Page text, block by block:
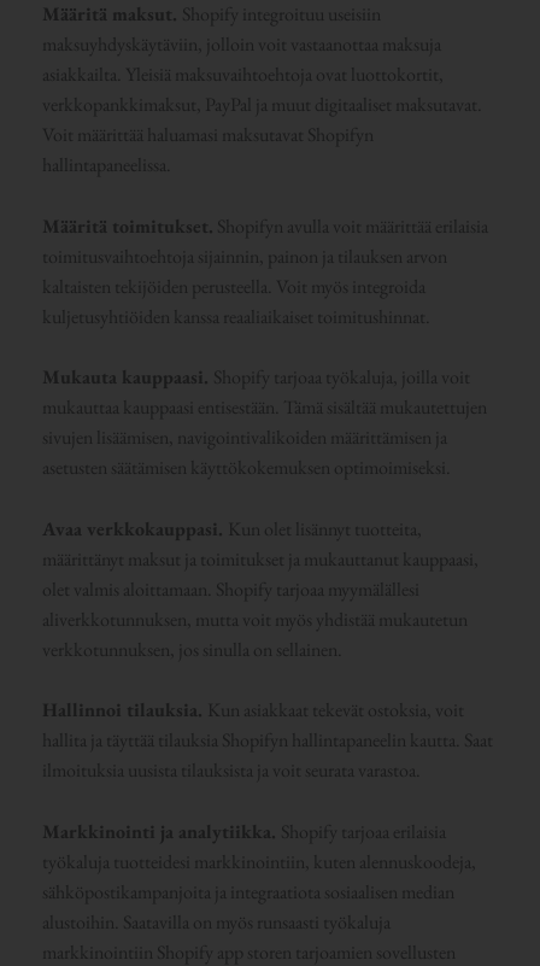
Määritä maksut. Shopify integroituu useisiin
maksuyhdyskäytäviin, jolloin voit vastaanottaa maksuja
asiakkailta. Yleisiä maksuvaihtoehtoja ovat luottokortit,
verkkopankkimaksut, PayPal ja muut digitaaliset maksutavat.
Voit määrittää haluamasi maksutavat Shopifyn
hallintapaneelissa.
Määritä toimitukset. Shopifyn avulla voit määrittää erilaisia
toimitusvaihtoehtoja sijainnin, painon ja tilauksen arvon
kaltaisten tekijöiden perusteella. Voit myös integroida
kuljetusyhtiöiden kanssa reaaliaikaiset toimitushinnat.
Mukauta kauppaasi. Shopify tarjoaa työkaluja, joilla voit
mukauttaa kauppaasi entisestään. Tämä sisältää mukautettujen
sivujen lisäämisen, navigointivalikoiden määrittämisen ja
asetusten säätämisen käyttökokemuksen optimoimiseksi.
Avaa verkkokauppasi. Kun olet lisännyt tuotteita,
määrittänyt maksut ja toimitukset ja mukauttanut kauppaasi,
olet valmis aloittamaan. Shopify tarjoaa myymälällesi
aliverkkotunnuksen, mutta voit myös yhdistää mukautetun
verkkotunnuksen, jos sinulla on sellainen.
Hallinnoi tilauksia. Kun asiakkaat tekevät ostoksia, voit
hallita ja täyttää tilauksia Shopifyn hallintapaneelin kautta. Saat
ilmoituksia uusista tilauksista ja voit seurata varastoa.
Markkinointi ja analytiikka. Shopify tarjoaa erilaisia
työkaluja tuotteidesi markkinointiin, kuten alennuskoodeja,
sähköpostikampanjoita ja integraatiota sosiaalisen median
alustoihin. Saatavilla on myös runsaasti työkaluja
markkinointiin Shopify app storen tarjoamien sovellusten